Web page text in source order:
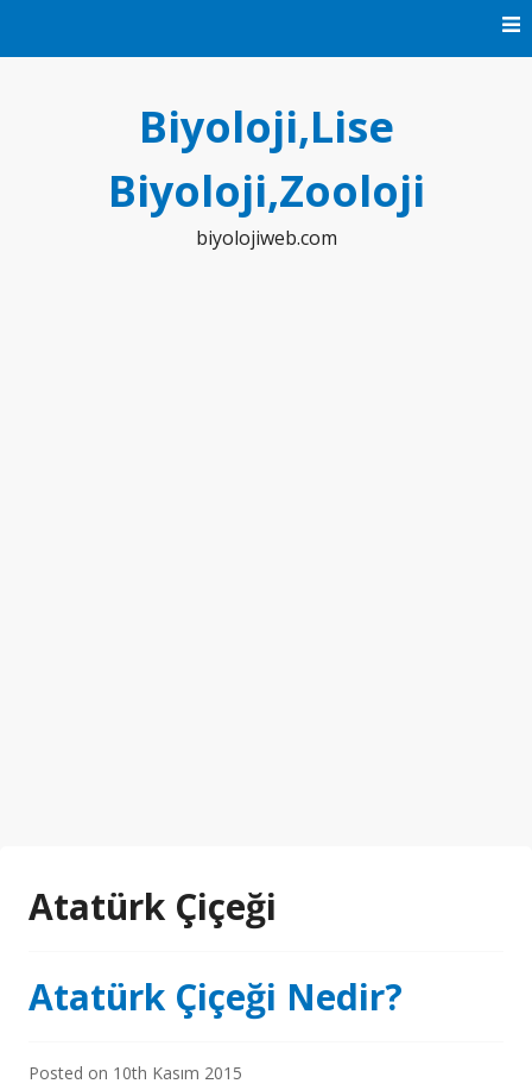
Biyoloji,Lise
Biyoloji,Zooloji
biyolojiweb.com
Atatürk Çiçeği
Atatürk Çiçeği Nedir?
Posted on 10th Kasım 2015